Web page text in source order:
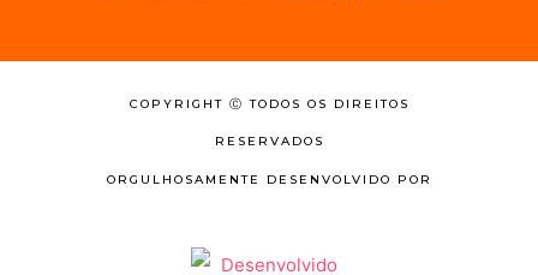
COPYRIGHT Ⓒ TODOS OS DIREITOS
RESERVADOS
ORGULHOSAMENTE DESENVOLVIDO POR